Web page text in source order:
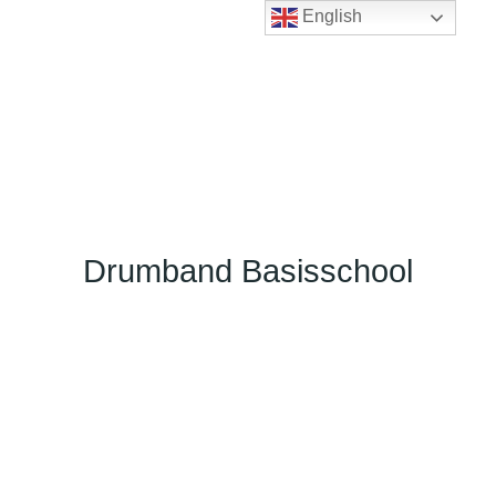
Drumband Basisschool
English